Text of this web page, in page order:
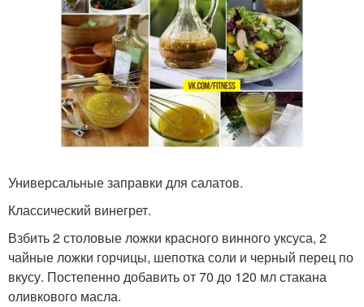
Универсальные заправки для салатов.
Классический винегрет.
Взбить 2 столовые ложки красного винного уксуса, 2
чайные ложки горчицы, шепотка соли и черный перец по
вкусу. Постепенно добавить от 70 до 120 мл стакана
оливкового масла.